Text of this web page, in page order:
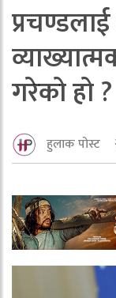
गरेको हो ?
हुलाक पोस्ट